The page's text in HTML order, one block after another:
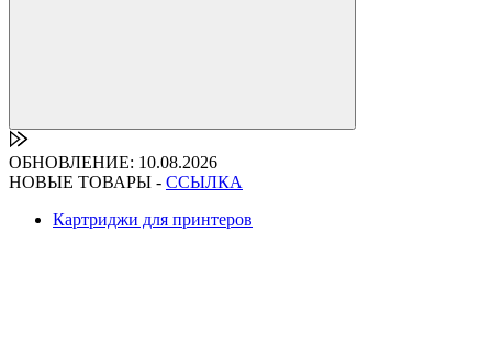
ОБНОВЛЕНИЕ: 10.08.2026
НОВЫЕ ТОВАРЫ - ССЫЛКА
Картриджи для принтеров